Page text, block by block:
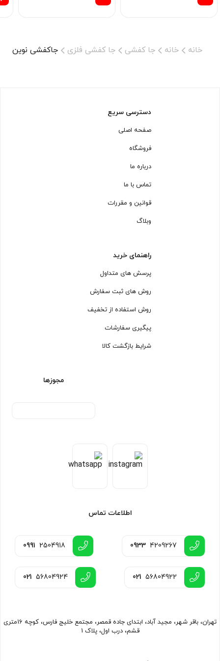
خانه خانه جا کفشی جا کفشی فلزی جاکفشی نوین صنعت
دسترسی سریع
صفحه اصلی
فروشگاه
درباره ما
تماس با ما
قوانین و مقررات
وبلاگ
راهنمای خرید
پرسش های متداول
روش های ثبت سفارش
روش استفاده از تخفیف
پیگیری سفارشات
شرایط بازگشت کالا
مجوزها
اطلاعات تماس
0933 4209267
0991 2504918
021 56804922
021 56804924
تهران، باقر شهر، مجید آباد، ابتدای جاده قمصر، مجتمع خلیج فارس، کوچه 16متری
قشم، درب اول، پلاک 1